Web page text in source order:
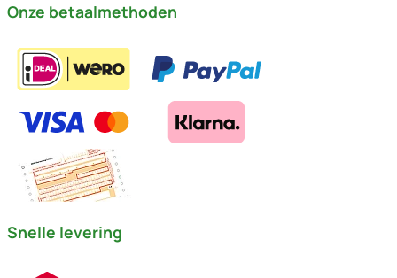
Onze betaalmethoden
Snelle levering